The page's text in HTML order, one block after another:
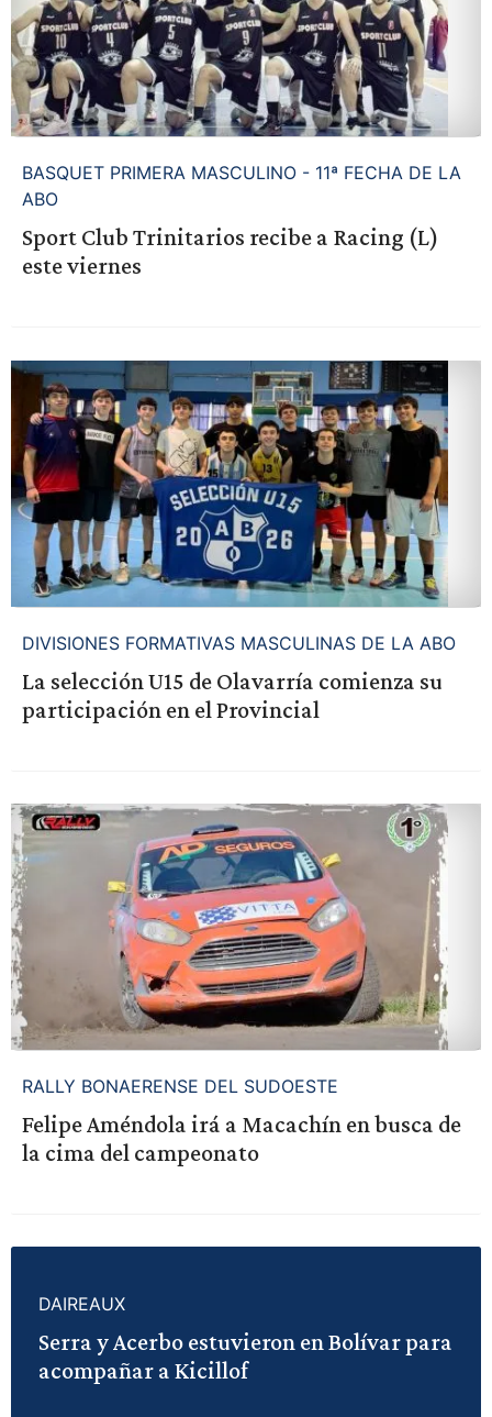
BASQUET PRIMERA MASCULINO - 11ª FECHA DE LA
ABO
Sport Club Trinitarios recibe a Racing (L)
este viernes
DIVISIONES FORMATIVAS MASCULINAS DE LA ABO
La selección U15 de Olavarría comienza su
participación en el Provincial
RALLY BONAERENSE DEL SUDOESTE
Felipe Améndola irá a Macachín en busca de
la cima del campeonato
DAIREAUX
Serra y Acerbo estuvieron en Bolívar para
acompañar a Kicillof